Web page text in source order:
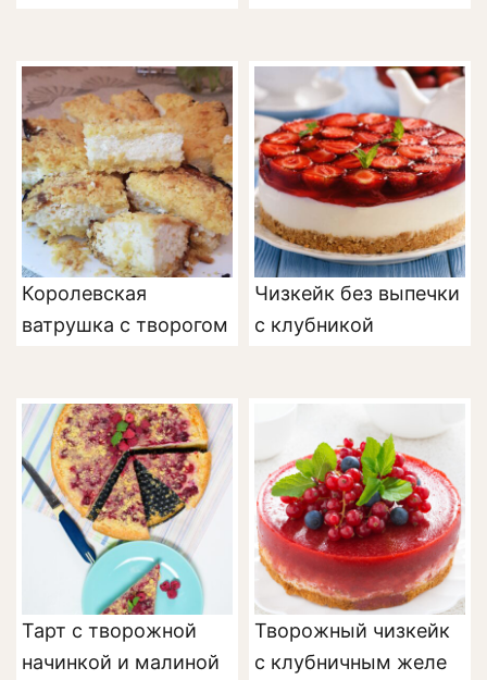
Королевская
ватрушка с творогом
Чизкейк без выпечки
с клубникой
Тарт с творожной
начинкой и малиной
Творожный чизкейк
с клубничным желе